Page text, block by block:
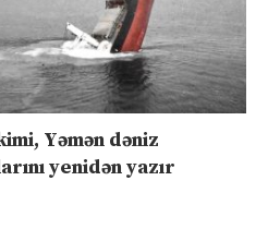
Yəmən dəniz
yenidən yazır